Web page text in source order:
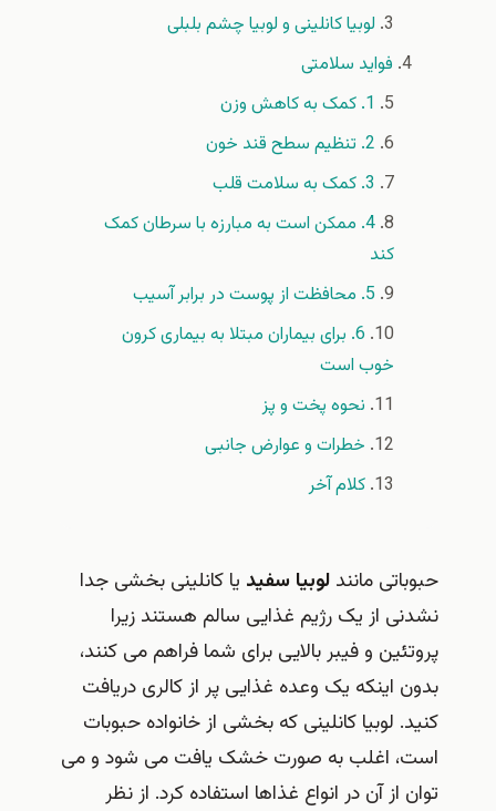
لوبیا کانلینی و لوبیا چشم بلبلی
فواید سلامتی
1. کمک به کاهش وزن
2. تنظیم سطح قند خون
3. کمک به سلامت قلب
4. ممکن است به مبارزه با سرطان کمک
کند
5. محافظت از پوست در برابر آسیب
6. برای بیماران مبتلا به بیماری کرون
خوب است
نحوه پخت و پز
خطرات و عوارض جانبی
کلام آخر
حبوباتی مانندلوبیا سفید یا کانلینی بخشی جدا
نشدنی از یک رژیم غذایی سالم هستند زیرا
پروتئین و فیبر بالایی برای شما فراهم می کنند،
بدون اینکه یک وعده غذایی پر از کالری دریافت
کنید. لوبیا کانلینی که بخشی از خانواده حبوبات
است، اغلب به صورت خشک یافت می شود و می
توان از آن در انواع غذاها استفاده کرد. از نظر